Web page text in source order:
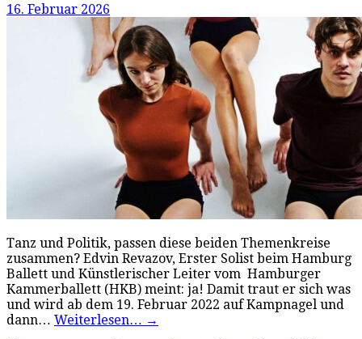
16. Februar 2026
Tanz und Politik, passen diese beiden Themenkreise
zusammen? Edvin Revazov, Erster Solist beim Hamburg
Ballett und Künstlerischer Leiter vom Hamburger
Kammerballett (HKB) meint: ja! Damit traut er sich was
und wird ab dem 19. Februar 2022 auf Kampnagel und
dann… Weiterlesen… →